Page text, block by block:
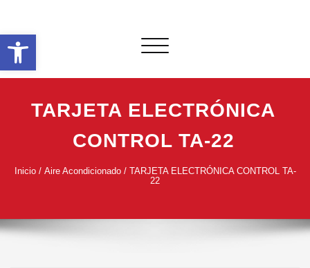
Abrir barra de herramientas
contenido
Alternar
TARJETA ELECTRÓNICA
CONTROL TA-22
Inicio/ Aire Acondicionado/ TARJETA ELECTRÓNICA CONTROL TA-
22